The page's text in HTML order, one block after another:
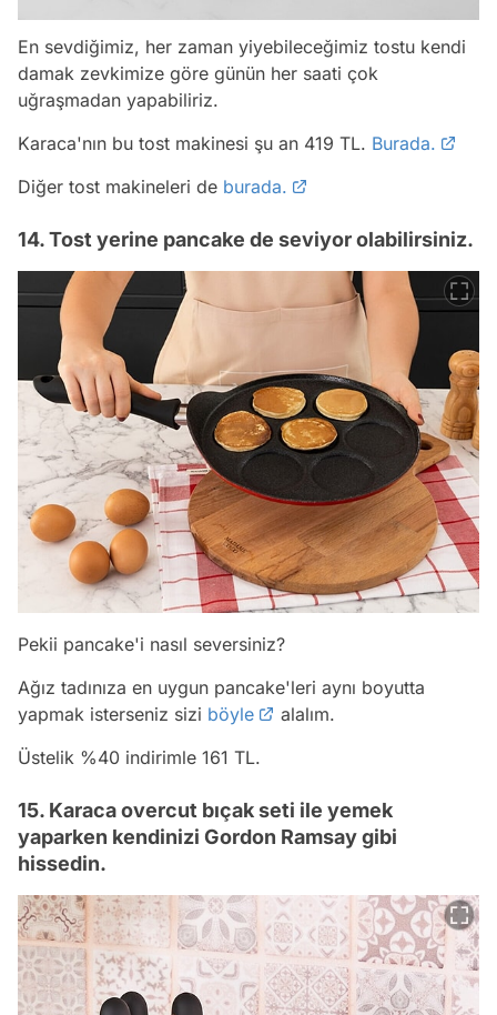
En sevdiğimiz, her zaman yiyebileceğimiz tostu kendi
damak zevkimize göre günün her saati çok
uğraşmadan yapabiliriz.
Karaca'nın bu tost makinesi şu an 419 TL. Burada.
Diğer tost makineleri de burada.
14. Tost yerine pancake de seviyor olabilirsiniz.
Pekii pancake'i nasıl seversiniz?
Ağız tadınıza en uygun pancake'leri aynı boyutta
yapmak isterseniz sizi böyle
alalım.
Üstelik %40 indirimle 161 TL.
15. Karaca overcut bıçak seti ile yemek
yaparken kendinizi Gordon Ramsay gibi
hissedin.